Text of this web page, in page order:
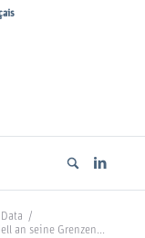
/
an seine Grenzen...